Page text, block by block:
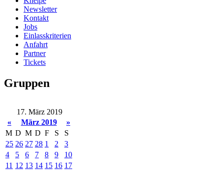
Newsletter
Kontakt
Jobs
Einlasskriterien
Anfahrt
Partner
Tickets
Gruppen
17. März 2019
«
März 2019
»
M D M D F S
S
25 26 27 28 1 2
3
4
5 6 7 8 9
10
11 12 13 14 15 16 17